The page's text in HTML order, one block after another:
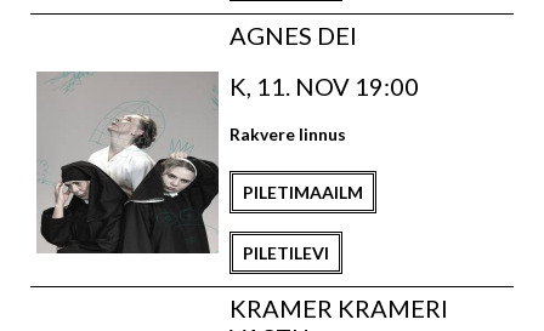
AGNES DEI
K, 11. NOV 19:00
Rakvere linnus
PILETIMAAILM
PILETILEVI
KRAMER KRAMERI